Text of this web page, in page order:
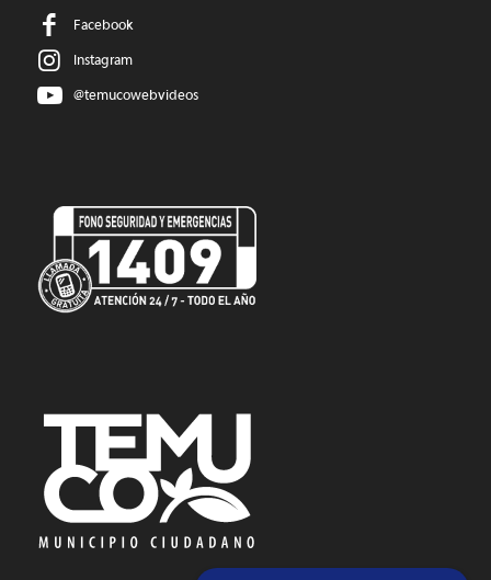
Facebook
Instagram
@temucowebvideos